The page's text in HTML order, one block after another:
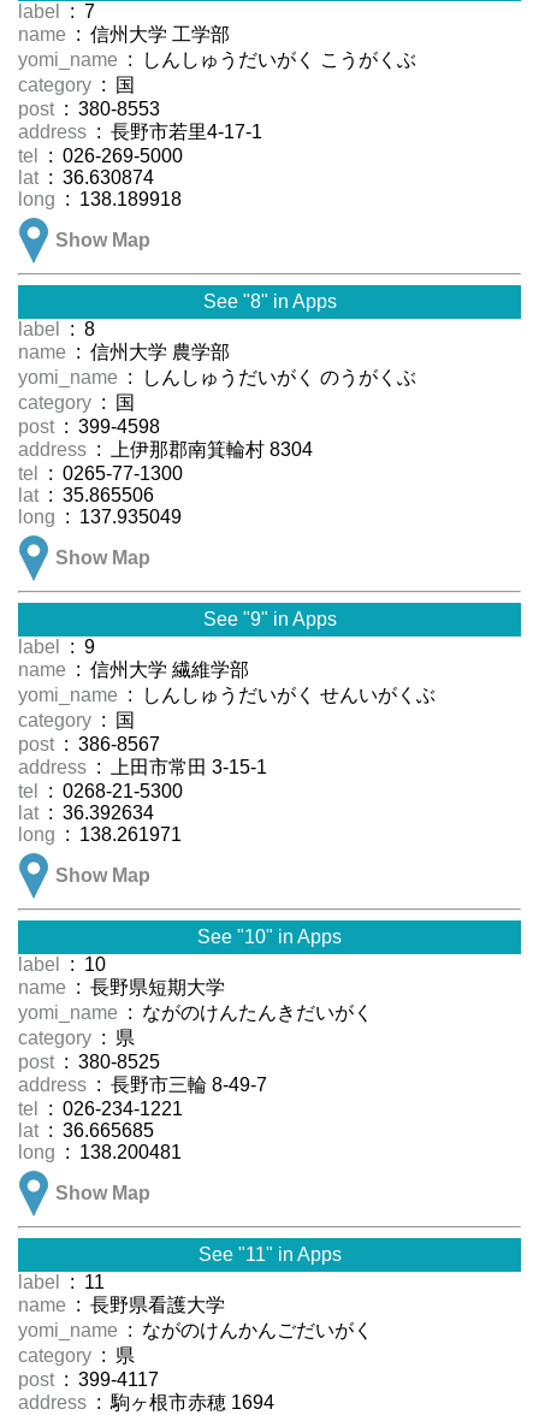
label
: 7
name : 信州大学 工学部
yomi_name : しんしゅうだいがく こうがくぶ
category : 国
post : 380-8553
address : 長野市若里4-17-1
tel
: 026-269-5000
lat : 36.630874
long : 138.189918
Show Map
See "8" in Apps
label
: 8
name : 信州大学 農学部
yomi_name : しんしゅうだいがく のうがくぶ
category : 国
post : 399-4598
address : 上伊那郡南箕輪村 8304
tel
: 0265-77-1300
lat : 35.865506
long : 137.935049
Show Map
See "9" in Apps
label
: 9
name : 信州大学 繊維学部
yomi_name : しんしゅうだいがく せんいがくぶ
category : 国
post : 386-8567
address : 上田市常田 3-15-1
tel
: 0268-21-5300
lat : 36.392634
long : 138.261971
Show Map
See "10" in Apps
label
: 10
name : 長野県短期大学
yomi_name : ながのけんたんきだいがく
category : 県
post : 380-8525
address : 長野市三輪 8-49-7
tel
: 026-234-1221
lat : 36.665685
long : 138.200481
Show Map
See "11" in Apps
label
: 11
name : 長野県看護大学
yomi_name : ながのけんかんごだいがく
category : 県
post : 399-4117
address : 駒ヶ根市赤穂 1694